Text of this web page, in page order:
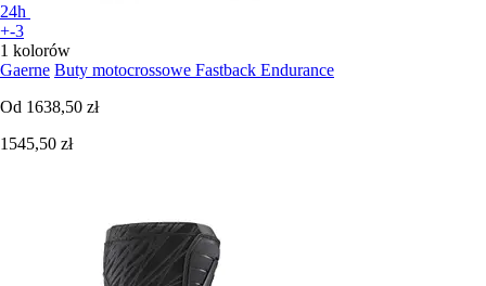
24h
+-3
1 kolorów
Gaerne Buty motocrossowe Fastback Endurance
Od 1638,50 zł
1545,50 zł